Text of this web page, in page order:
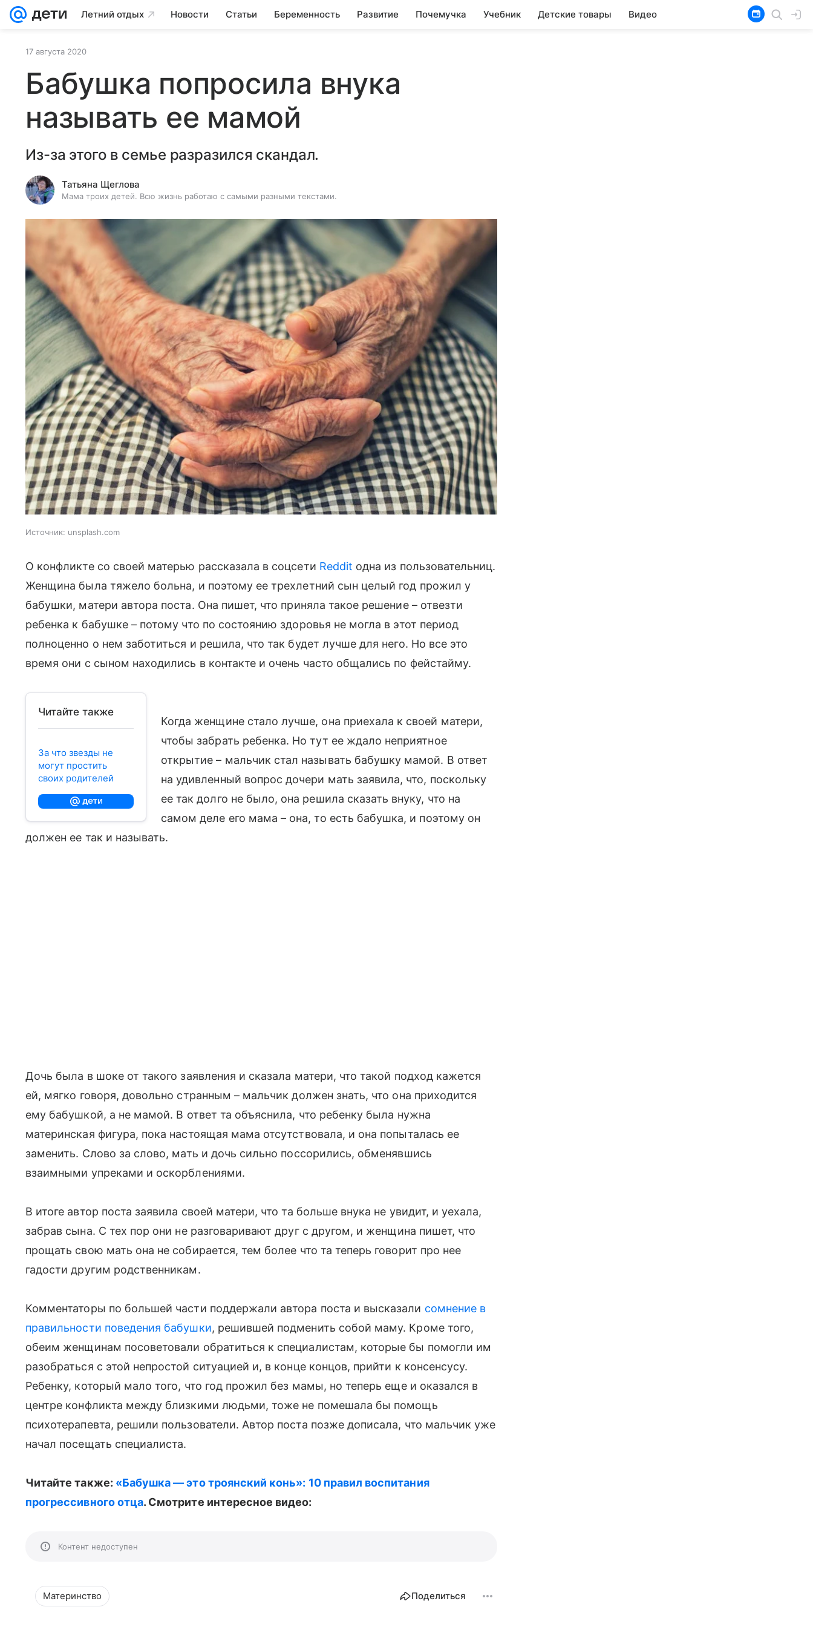
Летний отдых Новости Статьи Беременность Развитие Почемучка Учебник Детские товары Видео
17 августа 2020
Бабушка попросила внука
называть ее мамой
Из-за этого в семье разразился скандал.
Татьяна Щеглова
Мама троих детей. Всю жизнь работаю с самыми разными текстами.
Источник: unsplash.com
О конфликте со своей матерью рассказала в соцсети Reddit одна из пользовательниц.
Женщина была тяжело больна, и поэтому ее трехлетний сын целый год прожил у
бабушки, матери автора поста. Она пишет, что приняла такое решение – отвезти
ребенка к бабушке – потому что по состоянию здоровья не могла в этот период
полноценно о нем заботиться и решила, что так будет лучше для него. Но все это
время они с сыном находились в контакте и очень часто общались по фейстайму.
Читайте также
За что звезды не
могут простить
своих родителей
Когда женщине стало лучше, она приехала к своей матери,
чтобы забрать ребенка. Но тут ее ждало неприятное
открытие – мальчик стал называть бабушку мамой. В ответ
на удивленный вопрос дочери мать заявила, что, поскольку
ее так долго не было, она решила сказать внуку, что на
самом деле его мама – она, то есть бабушка, и поэтому он
должен ее так и называть.
Дочь была в шоке от такого заявления и сказала матери, что такой подход кажется
ей, мягко говоря, довольно странным – мальчик должен знать, что она приходится
ему бабушкой, а не мамой. В ответ та объяснила, что ребенку была нужна
материнская фигура, пока настоящая мама отсутствовала, и она попыталась ее
заменить. Слово за слово, мать и дочь сильно поссорились, обменявшись
взаимными упреками и оскорблениями.
В итоге автор поста заявила своей матери, что та больше внука не увидит, и уехала,
забрав сына. С тех пор они не разговаривают друг с другом, и женщина пишет, что
прощать свою мать она не собирается, тем более что та теперь говорит про нее
гадости другим родственникам.
Комментаторы по большей части поддержали автора поста и высказали сомнение в
правильности поведения бабушки, решившей подменить собой маму. Кроме того,
обеим женщинам посоветовали обратиться к специалистам, которые бы помогли им
разобраться с этой непростой ситуацией и, в конце концов, прийти к консенсусу.
Ребенку, который мало того, что год прожил без мамы, но теперь еще и оказался в
центре конфликта между близкими людьми, тоже не помешала бы помощь
психотерапевта, решили пользователи. Автор поста позже дописала, что мальчик уже
начал посещать специалиста.
Читайте также: «Бабушка — это троянский конь»: 10 правил воспитания
прогрессивного отца. Смотрите интересное видео:
Контент недоступен
Материнство Поделиться